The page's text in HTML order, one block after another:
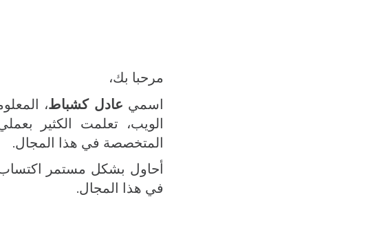
مرحبا بك،
اسمي عادل كشباط،
الويب، تعلمت الكثير
المتخصصة في هذا المجال.
أحاول بشكل مستمر اكتساب
في هذا المجال.